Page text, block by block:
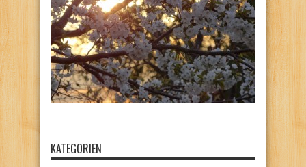
KATEGORIEN